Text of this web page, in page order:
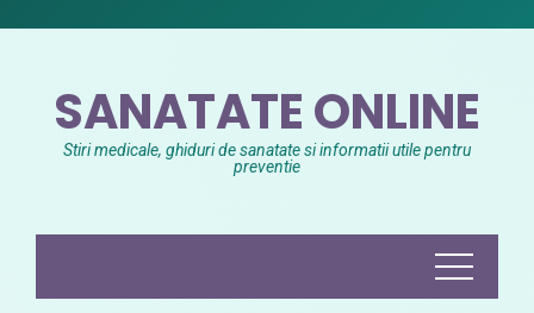
SANATATE ONLINE
Stiri medicale, ghiduri de sanatate si informatii utile pentru
preventie